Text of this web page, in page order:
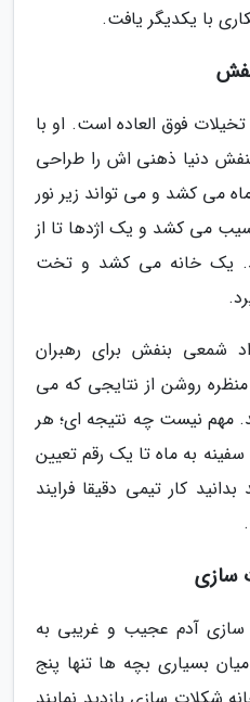
با یکدیگر یافت.
فوق العاده است. او با
دنیا ذهنی اش را طراحی
می کشد و می تواند زیر نور
می کشد و یک اژدها تا از
یک خانه می کشد و تخت
شمعی بنفش برای رهبران
روشن از نتایجی که می
مهم نیست چه نتیجه ای؛ هر
به ماه تا یک رقم تعیین
کار تیمی دقیقا فرایند
سازی آدم عجیب و غریبی به
بسیاری بچه ها تنها پنج